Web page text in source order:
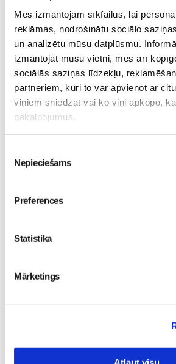
Mēs izmantojam sīkfailus, lai
reklāmas, nodrošinātu sociālo
un analizētu mūsu datplūsmu.
izmantojat mūsu vietni, mēs arī
sociālās saziņas līdzekļu,
partneriem, kuri to var apvienot ar
viņiem sniedzat vai ko viņi apkopo,
pakalpojumus.
izvēle
Nepieciešams
Preferences
Statistika
Mārketings
Kas notiek Māmiņu Kluba mazuļu
Mazulis
30. Jul 13:00
Valītis Vincents"
Mazulis
Friso